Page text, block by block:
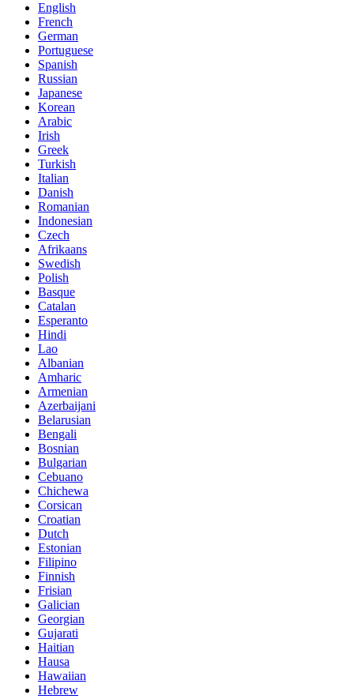
English
French
German
Portuguese
Spanish
Russian
Japanese
Korean
Arabic
Irish
Greek
Turkish
Italian
Danish
Romanian
Indonesian
Czech
Afrikaans
Swedish
Polish
Basque
Catalan
Esperanto
Hindi
Lao
Albanian
Amharic
Armenian
Azerbaijani
Belarusian
Bengali
Bosnian
Bulgarian
Cebuano
Chichewa
Corsican
Croatian
Dutch
Estonian
Filipino
Finnish
Frisian
Galician
Georgian
Gujarati
Haitian
Hausa
Hawaiian
Hebrew